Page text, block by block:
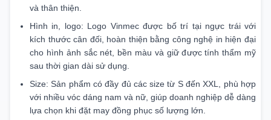
và thân thiện.
Hình in, logo: Logo Vinmec được bố trí tại ngực trái với
kích thước cân đối, hoàn thiện bằng công nghệ in hiện đại
cho hình ảnh sắc nét, bền màu và giữ được tính thẩm mỹ
sau thời gian dài sử dụng.
Size: Sản phẩm có đầy đủ các size từ S đến XXL, phù hợp
với nhiều vóc dáng nam và nữ, giúp doanh nghiệp dễ dàng
lựa chọn khi đặt may đồng phục số lượng lớn.